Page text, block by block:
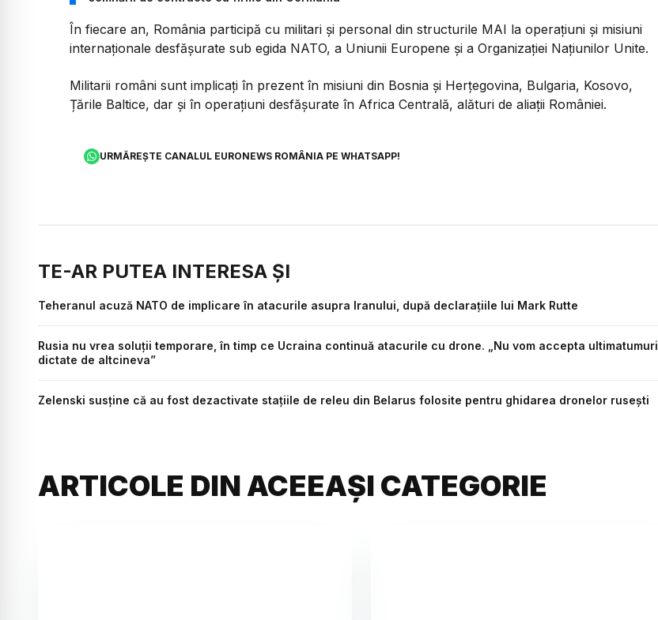
În fiecare an, România participă cu militari și personal din structurile MAI la operațiuni și misiuni
internaționale desfășurate sub egida NATO, a Uniunii Europene și a Organizației Națiunilor Unite.
Militarii români sunt implicați în prezent în misiuni din Bosnia și Herțegovina, Bulgaria, Kosovo,
Țările Baltice, dar și în operațiuni desfășurate în Africa Centrală, alături de aliații României.
URMĂREȘTE CANALUL EURONEWS ROMÂNIA PE WHATSAPP!
TE-AR PUTEA INTERESA ȘI
Teheranul acuză NATO de implicare în atacurile asupra Iranului, după declarațiile lui Mark Rutte
Rusia nu vrea soluții temporare, în timp ce Ucraina continuă atacurile cu drone. „Nu vom accepta ultimatumuri
dictate de altcineva”
Zelenski susține că au fost dezactivate stațiile de releu din Belarus folosite pentru ghidarea dronelor rusești
ARTICOLE DIN ACEEAȘI CATEGORIE